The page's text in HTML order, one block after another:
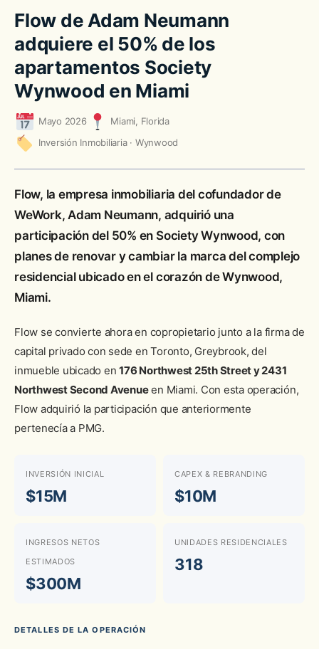
Flow de Adam Neumann
adquiere el 50% de los
apartamentos Society
Wynwood en Miami
Mayo 2026
Miami, Florida
Inversión Inmobiliaria · Wynwood
Flow, la empresa inmobiliaria del cofundador de
WeWork, Adam Neumann, adquirió una
participación del 50% en Society Wynwood, con
planes de renovar y cambiar la marca del complejo
residencial ubicado en el corazón de Wynwood,
Miami.
Flow se convierte ahora en copropietario junto a la firma de
capital privado con sede en Toronto, Greybrook, del
inmueble ubicado en176 Northwest 25th Street y 2431
Northwest Second Avenueen Miami. Con esta operación,
Flow adquirió la participación que anteriormente
pertenecía a PMG.
INVERSIÓN INICIAL
$15M
CAPEX & REBRANDING
$10M
INGRESOS NETOS
ESTIMADOS
$300M
UNIDADES RESIDENCIALES
318
DETALLES DE LA OPERACIÓN